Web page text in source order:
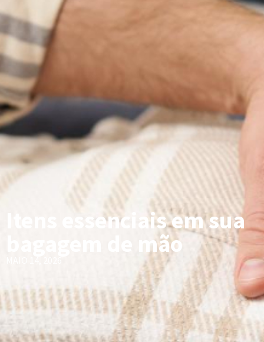
Itens essenciais em sua
bagagem de mão